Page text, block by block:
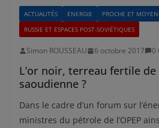
ACTUALITÉS ENERGIE
PROCHE ET
RUSSIE ET ESPACES POST-SOVIÉTIQUES
Simon ROUSSEAU 6 octobre 2017 0
L’or noir, terreau fertile de
saoudienne ?
Dans le cadre d’un forum sur
ministres du pétrole de l’OPEP